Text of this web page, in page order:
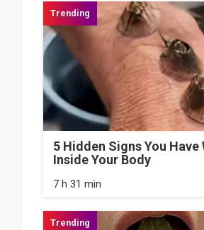
5 Hidden Signs You Have
Inside Your Body
7 h 31 min